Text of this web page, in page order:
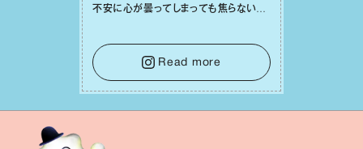
不安に⼼が曇ってしまっても焦らない
⾝や疲れていそうな⼈をいたわることに
時間を使いましょう。ここでしっかりとエ
ネルギーを蓄え、困難を乗り越える⼒に
変えましょう。
Read more